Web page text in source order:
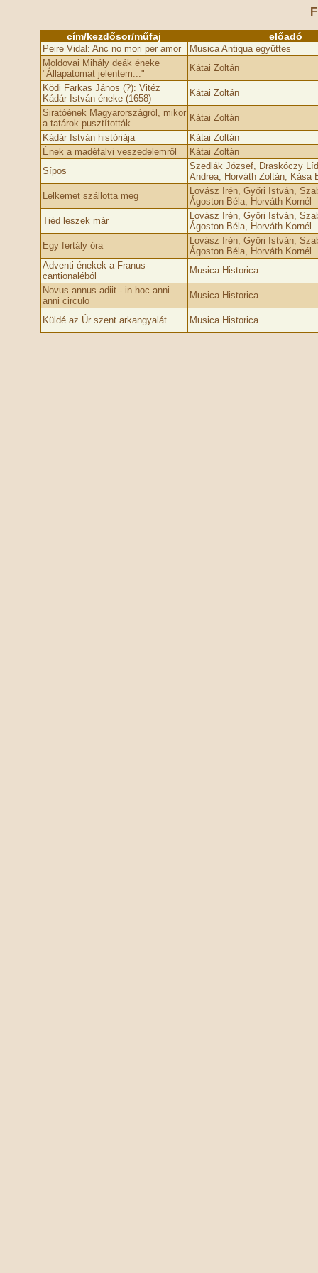
cím/kezdősor/műfaj előadó
Peire Vidal: Anc no mori per amor
Musica Antiqua együttes
Moldovai Mihály deák éneke
"Állapatomat jelentem..."
Kátai Zoltán
Ködi Farkas János (?): Vitéz
Kádár István éneke (1658)
Kátai Zoltán
Siratóének Magyarországról, mikor
a tatárok pusztították
Kátai Zoltán
Kádár István históriája
Kátai Zoltán
Ének a madéfalvi veszedelemről
Kátai Zoltán
Sípos
Szedlák József, Draskóczy
Andrea, Horváth Zoltán, Kása
Lelkemet szállotta meg
Lovász Irén, Győri István,
Ágoston Béla, Horváth Kornél
Tiéd leszek már
Lovász Irén, Győri István,
Ágoston Béla, Horváth Kornél
Egy fertály óra
Lovász Irén, Győri István,
Ágoston Béla, Horváth Kornél
Adventi énekek a Franus-
cantionaléból
Musica Historica
Novus annus adiit - in hoc anni
anni circulo
Musica Historica
Küldé az Úr szent arkangyalát Musica Historica